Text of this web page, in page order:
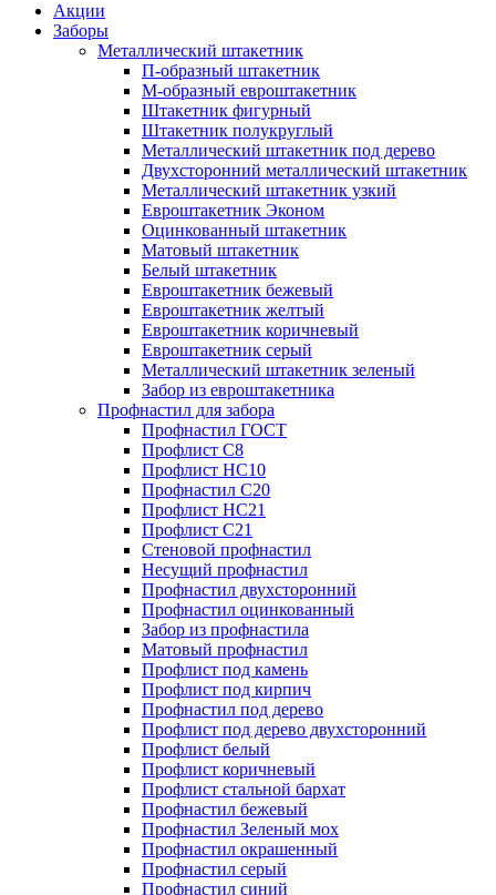
Акции
Заборы
Металлический штакетник
П-образный штакетник
М-образный евроштакетник
Штакетник фигурный
Штакетник полукруглый
Металлический штакетник под дерево
Двухсторонний металлический штакетник
Металлический штакетник узкий
Евроштакетник Эконом
Оцинкованный штакетник
Матовый штакетник
Белый штакетник
Евроштакетник бежевый
Евроштакетник желтый
Евроштакетник коричневый
Евроштакетник серый
Металлический штакетник зеленый
Забор из евроштакетника
Профнастил для забора
Профнастил ГОСТ
Профлист С8
Профлист НС10
Профнастил С20
Профлист НС21
Профлист С21
Стеновой профнастил
Несущий профнастил
Профнастил двухсторонний
Профнастил оцинкованный
Забор из профнастила
Матовый профнастил
Профлист под камень
Профлист под кирпич
Профнастил под дерево
Профлист под дерево двухсторонний
Профлист белый
Профлист коричневый
Профлист стальной бархат
Профнастил бежевый
Профнастил Зеленый мох
Профнастил окрашенный
Профнастил серый
Профнастил синий